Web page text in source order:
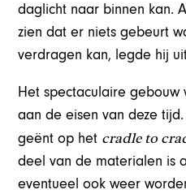
daglicht naar binnen kan.
zien dat er niets gebeurt
verdragen kan, legde hij
Het spectaculaire
aan de eisen van deze
geënt op het cradle to
deel van de materialen is
eventueel ook weer